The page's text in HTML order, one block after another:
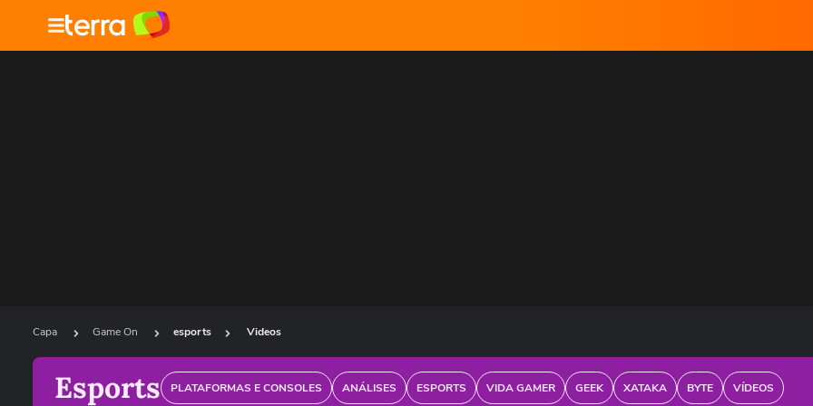
Capa Game On esports Videos
Esports PLATAFORMAS E CONSOLES ANÁLISES ESPORTS VIDA GAMER GEEK XATAKA BYTE VÍDEOS